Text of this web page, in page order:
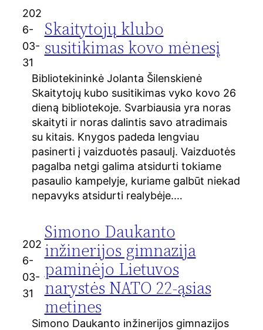
202
6-
03-
31
Skaitytojų klubo
susitikimas kovo mėnesį
Bibliotekininkė Jolanta Šilenskienė
Skaitytojų kubo susitikimas vyko kovo 26
dieną bibliotekoje. Svarbiausia yra noras
skaityti ir noras dalintis savo atradimais
su kitais. Knygos padeda lengviau
pasinerti į vaizduotės pasaulį. Vaizduotės
pagalba netgi galima atsidurti tokiame
pasaulio kampelyje, kuriame galbūt niekad
nepavyks atsidurti realybėje.…
202
6-
03-
31
Simono Daukanto
inžinerijos gimnazija
paminėjo Lietuvos
narystės NATO 22-ąsias
metines
Simono Daukanto inžinerijos gimnazijos